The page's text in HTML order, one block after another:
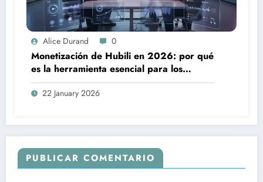
Alice Durand 0
Monetización de Hubili en 2026: por qué
es la herramienta esencial para los
creadores
22 January 2026
PUBLICAR COMENTARIO